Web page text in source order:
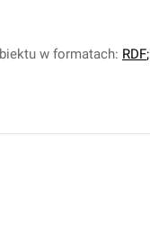
w formatach: RDF;